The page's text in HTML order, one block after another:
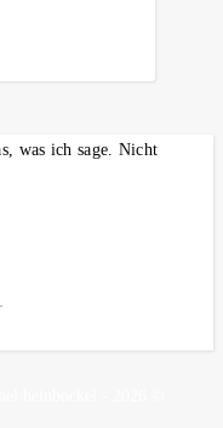
was ich sage. Nicht